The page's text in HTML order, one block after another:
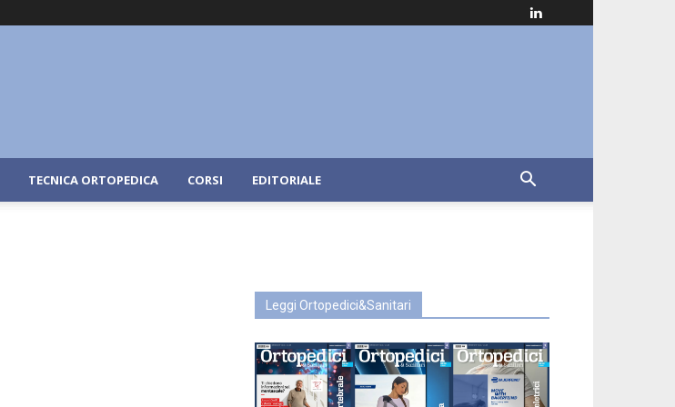
TECNICA ORTOPEDICA CORSI EDITORIALE
Leggi Ortopedici&Sanitari